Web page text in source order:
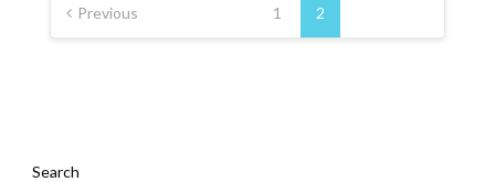
pagination
Previous 1 2
Search